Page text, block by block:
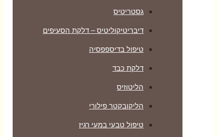
גסטריטיס
דיבריטיקוליטיס – דלקת הסעיפים
טיפול בדיספפסיה
דלקת כבד
הליטוזיס
הליקובקטר פילורי
טיפול טבעי במעי רגיז